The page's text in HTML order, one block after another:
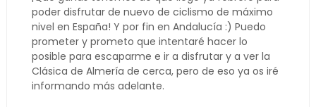
poder disfrutar de nuevo de ciclismo de máximo
nivel en España! Y por fin en Andalucía :) Puedo
prometer y prometo que intentaré hacer lo
posible para escaparme e ir a disfrutar y a ver la
Clásica de Almería de cerca, pero de eso ya os iré
informando más adelante.